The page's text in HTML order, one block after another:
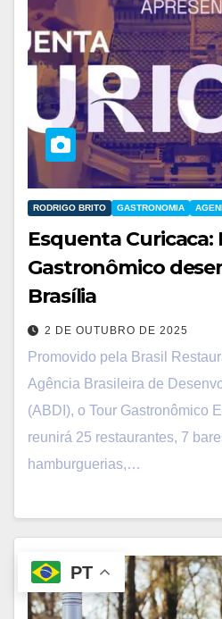
GASTRONOMIA
RODRIGO BRITO
Esquenta Curicaca:
Gastronômico
Brasília
2 DE OUTUBRO DE 2025
Promovido pela Brasil
Agência Brasileira de
(ABDI), o Tour Gastronômico
reunirá 25 restaurantes, 7
hamburguerias,…
PT